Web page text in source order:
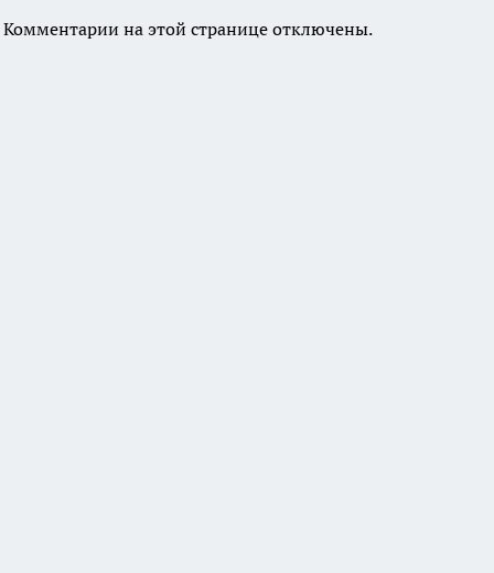
Комментарии на этой странице отключены.